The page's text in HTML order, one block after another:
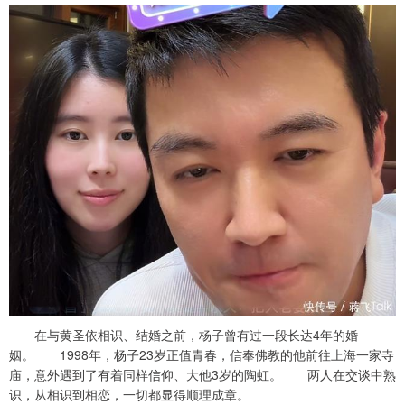
在与黄圣依相识、结婚之前，杨子曾有过一段长达4年的婚
姻。 1998年，杨子23岁正值青春，信奉佛教的他前往上海一家寺
庙，意外遇到了有着同样信仰、大他3岁的陶虹。 两人在交谈中熟
识，从相识到相恋，一切都显得顺理成章。